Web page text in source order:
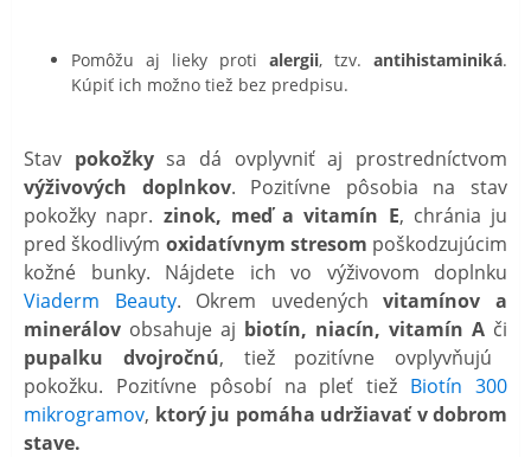
Pomôžu aj lieky proti alergii, tzv. antihistaminiká.
Kúpiť ich možno tiež bez predpisu.
Stav pokožkysa dá ovplyvniť aj prostredníctvom
výživových doplnkov. Pozitívne pôsobia na stav
pokožky napr. zinok, meď a vitamín E, chránia ju
pred škodlivým oxidatívnym stresom poškodzujúcim
kožné bunky. Nájdete ich vo výživovom doplnku
Viaderm Beauty. Okrem uvedenýchvitamínov a
minerálov obsahuje aj biotín, niacín, vitamín A či
pupalku dvojročnú, tiež pozitívne ovplyvňujú
pokožku. Pozitívne pôsobí na pleť tiež Biotín 300
mikrogramov, ktorý ju pomáha udržiavať v dobrom
stave.